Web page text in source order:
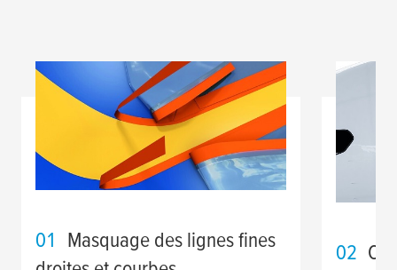
01
Masquage des lignes fines
02